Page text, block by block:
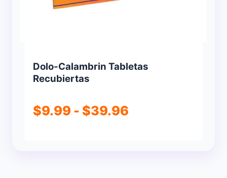
Dolo-Calambrin Tabletas
Recubiertas
$9.99 - $39.96Rango